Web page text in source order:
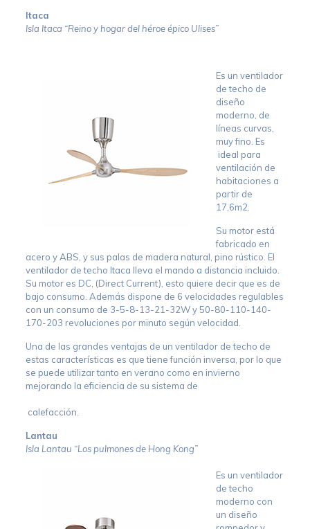
Itaca
Isla Itaca “Reino y hogar del héroe épico Ulises”
Es un ventilador
de techo de
diseño
moderno, de
líneas curvas,
muy fino. Es
ideal para
ventilación de
habitaciones a
partir de
17,6m2.
Su motor está
fabricado en
acero y ABS, y sus palas de madera natural, pino rústico. El
ventilador de techo Itaca lleva el mando a distancia incluido.
Su motor es DC, (Direct Current), esto quiere decir que es de
bajo consumo. Además dispone de 6 velocidades regulables
con un consumo de 3-5-8-13-21-32W y 50-80-110-140-
170-203 revoluciones por minuto según velocidad.
Una de las grandes ventajas de un ventilador de techo de
estas características es que tiene función inversa, por lo que
se puede utilizar tanto en verano como en invierno
mejorando la eficiencia de su sistema de
calefacción.
Lantau
Isla Lantau “Los pulmones de Hong Kong”
Es un ventilador
de techo
moderno con
un diseño